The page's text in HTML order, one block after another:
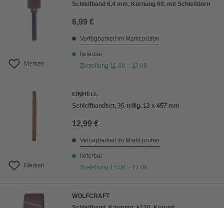
Merken
Schleifband 6,4 mm, Körnung 60, mit Schleifdorn
6,99 €
Verfügbarkeit im Markt prüfen
lieferbar
Zustellung 11.08. - 13.08.
Merken
EINHELL
Schleifbandset, 35-teilig, 13 x 457 mm
12,99 €
Verfügbarkeit im Markt prüfen
lieferbar
Zustellung 14.08. - 17.08.
WOLFCRAFT